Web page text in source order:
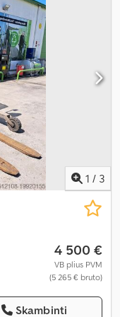
1 / 3
4 500 €
VB plius PVM
(5 265 € bruto)
Skambinti